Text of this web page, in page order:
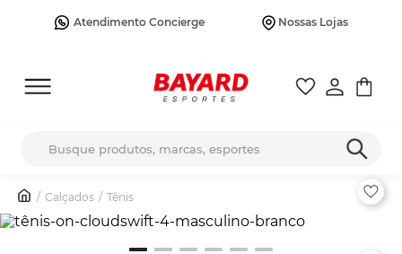
Atendimento Concierge Nossas Lojas
Calçados Tênis